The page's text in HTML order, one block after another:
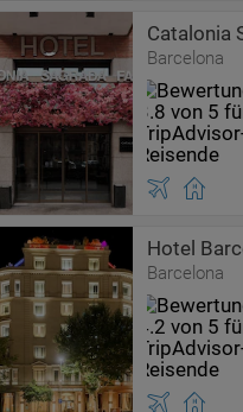
Catalonia
Barcelona
Hotel
Barcelona